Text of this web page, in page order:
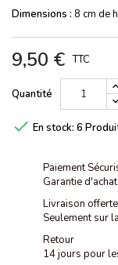
Dimensions : 8 cm de
9,50 € TTC
Quantité
 En stock: 6
Paiement
Garantie
Livraison
Seulement sur
Retour
14 jours pour